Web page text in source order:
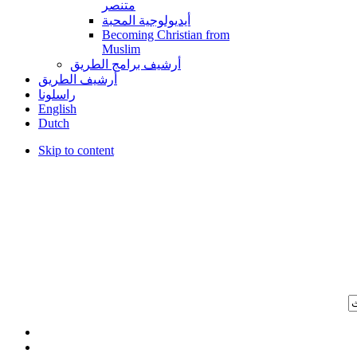
متنصر
أيديولوجية المحبة
Becoming Christian from
Muslim
أرشيف برامج الطريق
أرشيف الطريق
راسلونا
English
Dutch
Skip to content